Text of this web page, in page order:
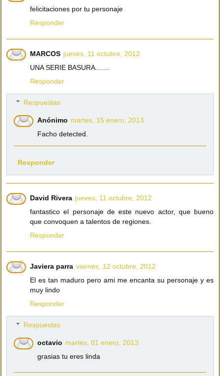
felicitaciones por tu personaje
Responder
MARCOS jueves, 11 octubre, 2012
UNA SERIE BASURA.......
Responder
Respuestas
Anónimo martes, 15 enero, 2013
Facho detected.
Responder
David Rivera jueves, 11 octubre, 2012
fantastico el personaje de este nuevo actor, que bueno
que convoquen a talentos de regiones.
Responder
Javiera parra viernes, 12 octubre, 2012
El es tan maduro pero ami me encanta su personaje y es
muy lindo
Responder
Respuestas
octavio martes, 01 enero, 2013
grasias tu eres linda